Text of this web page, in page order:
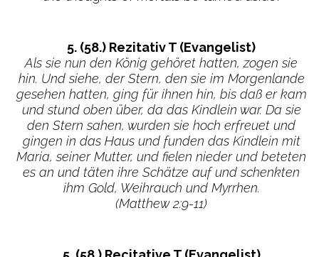
5. (58.) Rezitativ T (Evangelist)
Als sie nun den König gehöret hatten, zogen sie
hin. Und siehe, der Stern, den sie im Morgenlande
gesehen hatten, ging für ihnen hin, bis daß er kam
und stund oben über, da das Kindlein war. Da sie
den Stern sahen, wurden sie hoch erfreuet und
gingen in das Haus und funden das Kindlein mit
Maria, seiner Mutter, und fielen nieder und beteten
es an und täten ihre Schätze auf und schenkten
ihm Gold, Weihrauch und Myrrhen.
(Matthew 2:9-11)